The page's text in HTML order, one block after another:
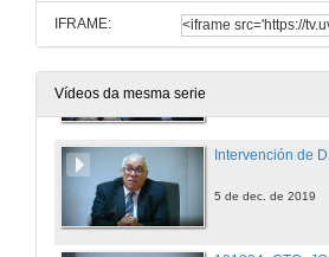
IFRAME:
Vídeos da mesma serie
5 de dec. de 2019